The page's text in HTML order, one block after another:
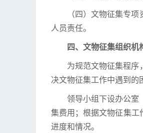
（四）文物征集专
人员责任。
四、文物征集组织机
为规范文物征集程序
决文物征集工作中遇到的
领导小组下设办公室
集费用；根据文物征集工
进度和情况。